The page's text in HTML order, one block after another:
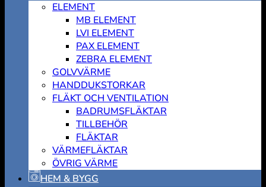
ELEMENT
MB ELEMENT
LVI ELEMENT
PAX ELEMENT
ZEBRA ELEMENT
GOLVVÄRME
HANDDUKSTORKAR
FLÄKT OCH VENTILATION
BADRUMSFLÄKTAR
TILLBEHÖR
FLÄKTAR
VÄRMEFLÄKTAR
ÖVRIG VÄRME
HEM & BYGG